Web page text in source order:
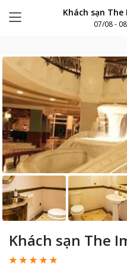
Khách sạn
07/08 -
Khách sạn The